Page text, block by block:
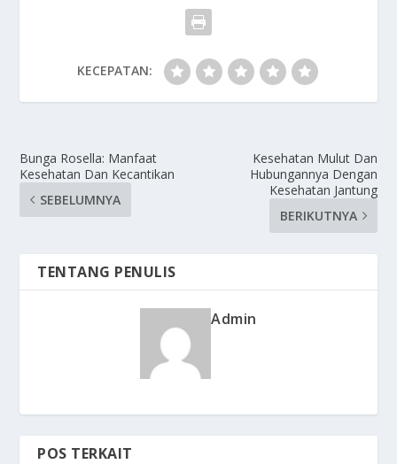
KECEPATAN:
Bunga Rosella: Manfaat
Kesehatan Dan Kecantikan
SEBELUMNYA
Kesehatan Mulut Dan
Hubungannya Dengan
Kesehatan Jantung
BERIKUTNYA
TENTANG PENULIS
Admin
POS TERKAIT